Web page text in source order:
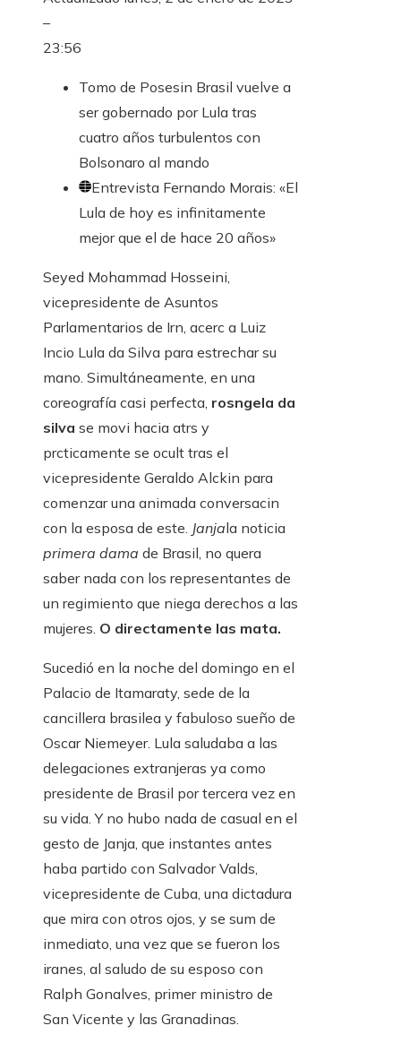
–
23:56
Tomo de Posesin Brasil vuelve a
ser gobernado por Lula tras
cuatro años turbulentos con
Bolsonaro al mando
Entrevista Fernando Morais: «El
Lula de hoy es infinitamente
mejor que el de hace 20 años»
Seyed Mohammad Hosseini,
vicepresidente de Asuntos
Parlamentarios de Irn, acerc a Luiz
Incio Lula da Silva para estrechar su
mano. Simultáneamente, en una
coreografía casi perfecta, rosngela da
silva se movi hacia atrs y
prcticamente se ocult tras el
vicepresidente Geraldo Alckin para
comenzar una animada conversacin
con la esposa de este. Janjala noticia
primera dama de Brasil, no quera
saber nada con los representantes de
un regimiento que niega derechos a las
mujeres. O directamente las mata.
Sucedió en la noche del domingo en el
Palacio de Itamaraty, sede de la
cancillera brasilea y fabuloso sueño de
Oscar Niemeyer. Lula saludaba a las
delegaciones extranjeras ya como
presidente de Brasil por tercera vez en
su vida. Y no hubo nada de casual en el
gesto de Janja, que instantes antes
haba partido con Salvador Valds,
vicepresidente de Cuba, una dictadura
que mira con otros ojos, y se sum de
inmediato, una vez que se fueron los
iranes, al saludo de su esposo con
Ralph Gonalves, primer ministro de
San Vicente y las Granadinas.